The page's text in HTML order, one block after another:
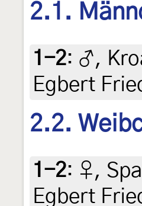
2.1.
1-2: ♂,
Egbert
2.2.
1-2: ♀,
Egbert